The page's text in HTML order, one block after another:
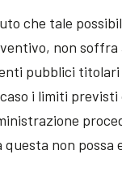
che tale
non soffra
pubblici titolari
i limiti previsti
non possa